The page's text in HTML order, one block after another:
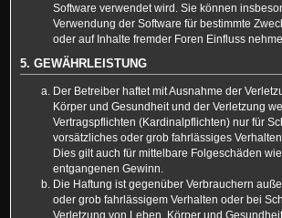
Software verwendet wird. Sie können
Verwendung der Software für bestimmte
oder auf Inhalte fremder Foren Einfluss
5. GEWÄHRLEISTUNG
Der Betreiber haftet mit Ausnahme der
Körper und Gesundheit und der Verletzung
Vertragspflichten (Kardinalpflichten) nur für
vorsätzliches oder grob fahrlässiges
Dies gilt auch für mittelbare Folgeschäden
entgangenen Gewinn.
Die Haftung ist gegenüber Verbrauchern
oder grob fahrlässigem Verhalten oder bei
Verletzung von Leben, Körper und